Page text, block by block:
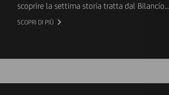
scoprire la settima storia tratta dal Bilancio
2021 di UniCredit. La nostra collega, Dunja
famiglie ad affrontare malattie molto gravi,
SCOPRI DI PIÙ